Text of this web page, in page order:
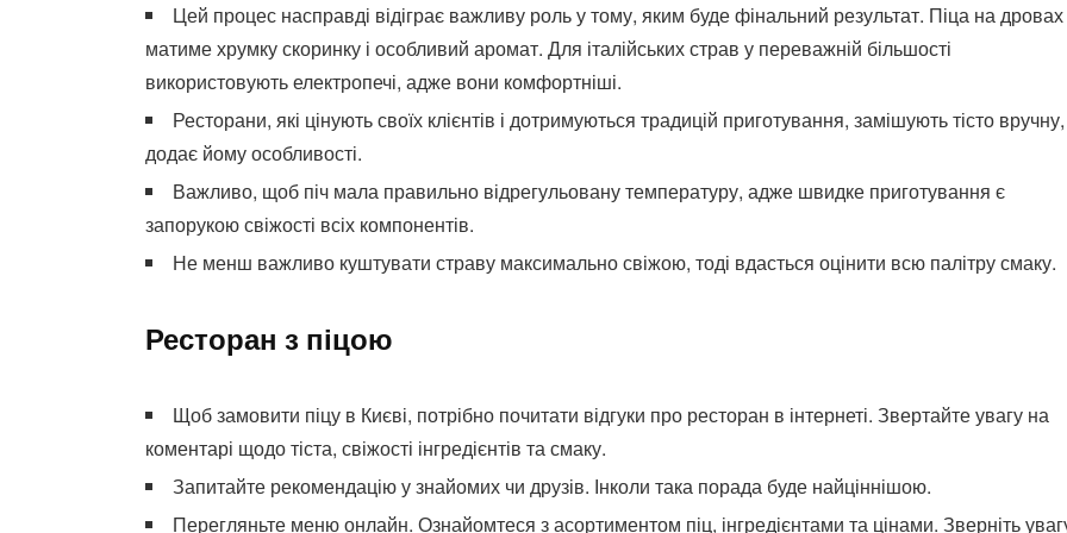
Цей процес насправді відіграє важливу роль у тому, яким буде фінальний результат. Піца на дровах
матиме хрумку скоринку і особливий аромат. Для італійських страв у переважній більшості
використовують електропечі, адже вони комфортніші.
Ресторани, які цінують своїх клієнтів і дотримуються традицій приготування, замішують тісто
додає йому особливості.
Важливо, щоб піч мала правильно відрегульовану температуру, адже швидке приготування є
запорукою свіжості всіх компонентів.
Не менш важливо куштувати страву максимально свіжою, тоді вдасться оцінити всю палітру смаку.
Ресторан з піцою
Щоб замовити піцу в Києві, потрібно почитати відгуки про ресторан в інтернеті. Звертайте увагу на
коментарі щодо тіста, свіжості інгредієнтів та смаку.
Запитайте рекомендацію у знайомих чи друзів. Інколи така порада буде найціннішою.
Перегляньте меню онлайн. Ознайомтеся з асортиментом піц, інгредієнтами та цінами. Зверніть